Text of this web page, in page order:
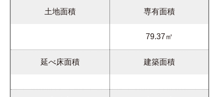
土地面積 専有面積
79.37㎡
延べ床面積 建築面積